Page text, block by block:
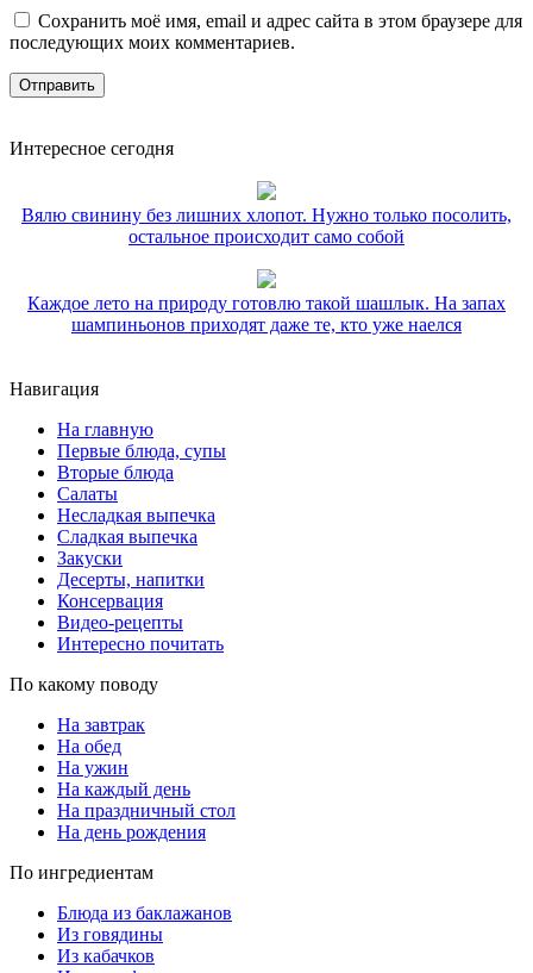
Сохранить моё имя, email и адрес сайта в этом браузере для
последующих моих комментариев.
Интересное сегодня
Вялю свинину без лишних хлопот. Нужно только посолить,
остальное происходит само собой
Каждое лето на природу готовлю такой шашлык. На запах
шампиньонов приходят даже те, кто уже наелся
Навигация
На главную
Первые блюда, супы
Вторые блюда
Салаты
Несладкая выпечка
Сладкая выпечка
Закуски
Десерты, напитки
Консервация
Видео-рецепты
Интересно почитать
По какому поводу
На завтрак
На обед
На ужин
На каждый день
На праздничный стол
На день рождения
По ингредиентам
Блюда из баклажанов
Из говядины
Из кабачков